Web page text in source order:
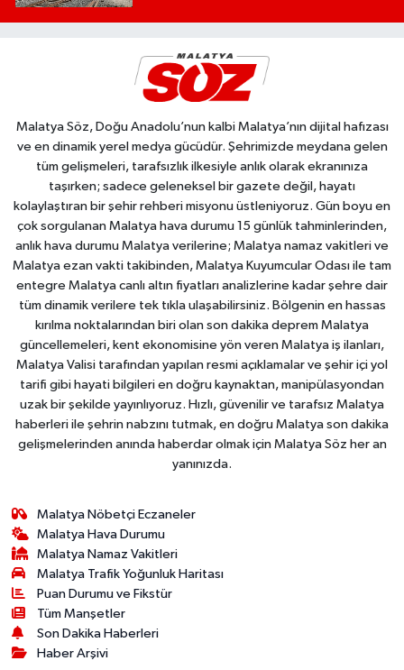
Malatya Söz, Doğu Anadolu’nun kalbi Malatya’nın dijital hafızası
ve en dinamik yerel medya gücüdür. Şehrimizde meydana gelen
tüm gelişmeleri, tarafsızlık ilkesiyle anlık olarak ekranınıza
taşırken; sadece geleneksel bir gazete değil, hayatı
kolaylaştıran bir şehir rehberi misyonu üstleniyoruz. Gün boyu en
çok sorgulanan Malatya hava durumu 15 günlük tahminlerinden,
anlık hava durumu Malatya verilerine; Malatya namaz vakitleri ve
Malatya ezan vakti takibinden, Malatya Kuyumcular Odası ile tam
entegre Malatya canlı altın fiyatları analizlerine kadar şehre dair
tüm dinamik verilere tek tıkla ulaşabilirsiniz. Bölgenin en hassas
kırılma noktalarından biri olan son dakika deprem Malatya
güncellemeleri, kent ekonomisine yön veren Malatya iş ilanları,
Malatya Valisi tarafından yapılan resmi açıklamalar ve şehir içi yol
tarifi gibi hayati bilgileri en doğru kaynaktan, manipülasyondan
uzak bir şekilde yayınlıyoruz. Hızlı, güvenilir ve tarafsız Malatya
haberleri ile şehrin nabzını tutmak, en doğru Malatya son dakika
gelişmelerinden anında haberdar olmak için Malatya Söz her an
yanınızda.
Malatya Nöbetçi Eczaneler
Malatya Hava Durumu
Malatya Namaz Vakitleri
Malatya Trafik Yoğunluk Haritası
Puan Durumu ve Fikstür
Tüm Manşetler
Son Dakika Haberleri
Haber Arşivi